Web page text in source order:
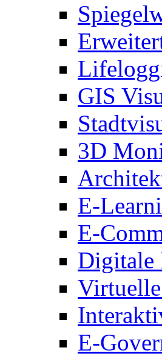
GIS
3D
E-
E-
Digitale
E-